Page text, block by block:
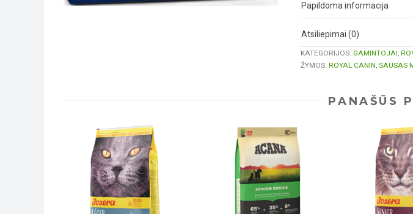
Papildoma informacija
Atsiliepimai (0)
KATEGORIJOS: GAMINTOJAI,
ŽYMOS: ROYAL CANIN, SAUSAS
PANAŠŪS